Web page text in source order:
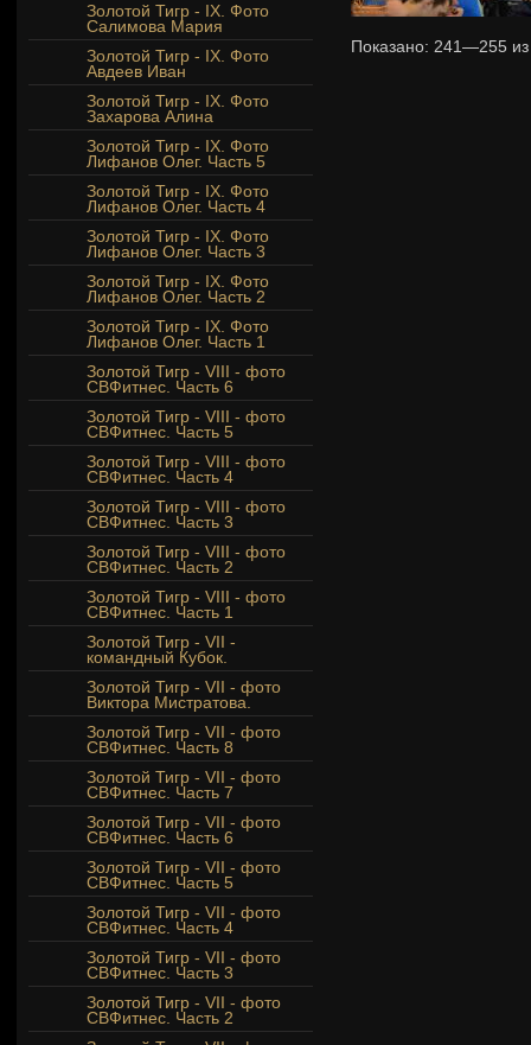
Золотой Тигр - IX. Фото
Салимова Мария
Золотой Тигр - IX. Фото
Авдеев Иван
Золотой Тигр - IX. Фото
Захарова Алина
Золотой Тигр - IX. Фото
Лифанов Олег. Часть 5
Золотой Тигр - IX. Фото
Лифанов Олег. Часть 4
Золотой Тигр - IX. Фото
Лифанов Олег. Часть 3
Золотой Тигр - IX. Фото
Лифанов Олег. Часть 2
Золотой Тигр - IX. Фото
Лифанов Олег. Часть 1
Золотой Тигр - VIII - фото
СВФитнес. Часть 6
Золотой Тигр - VIII - фото
СВФитнес. Часть 5
Золотой Тигр - VIII - фото
СВФитнес. Часть 4
Золотой Тигр - VIII - фото
СВФитнес. Часть 3
Золотой Тигр - VIII - фото
СВФитнес. Часть 2
Золотой Тигр - VIII - фото
СВФитнес. Часть 1
Золотой Тигр - VII -
командный Кубок.
Золотой Тигр - VII - фото
Виктора Мистратова.
Золотой Тигр - VII - фото
СВФитнес. Часть 8
Золотой Тигр - VII - фото
СВФитнес. Часть 7
Золотой Тигр - VII - фото
СВФитнес. Часть 6
Золотой Тигр - VII - фото
СВФитнес. Часть 5
Золотой Тигр - VII - фото
СВФитнес. Часть 4
Золотой Тигр - VII - фото
СВФитнес. Часть 3
Золотой Тигр - VII - фото
СВФитнес. Часть 2
Показано: 241—255